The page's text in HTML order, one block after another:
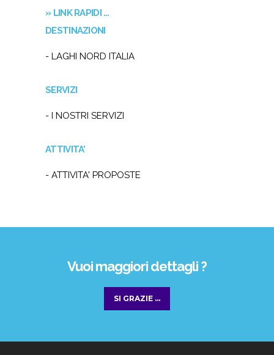
» LINK RAPIDI …
DESTINAZIONI
- LAGHI NORD ITALIA
SERVIZI
- I NOSTRI SERVIZI
ATTIVITA'
- ATTIVITA' PROPOSTE
Vuoi maggiori dettagli ?
SI GRAZIE ...